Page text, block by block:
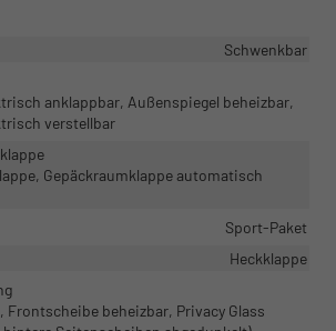
Schwenkbar
anklappbar, Außenspiegel beheizbar,
verstellbar
Gepäckraumklappe automatisch
Sport-Paket
Heckklappe
Frontscheibe beheizbar, Privacy Glass